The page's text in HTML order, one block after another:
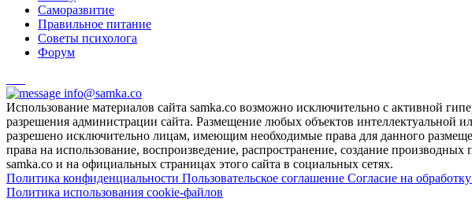
Саморазвитие
Правильное питание
Советы психолога
Форум
info@samka.co
Использование материалов сайта samka.co возможно исключительно с активной
разрешения администрации сайта. Размещение любых объектов интеллектуальной
разрешено исключительно лицам, имеющим необходимые права для данного
права на использование, воспроизведение, распространение, создание
samka.co и на официальных страницах этого сайта в социальных сетях.
Политика конфиденциальности Пользовательское соглашение Согласие на
Политика использования cookie-файлов